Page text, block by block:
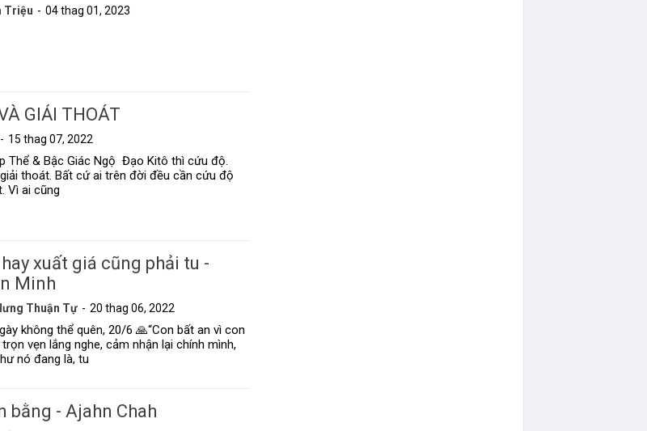
Triệu 04 thag 01, 2023
GIẢI THOÁT
15 thag 07, 2022
Thể & Bậc Giác Ngộ Đạo Kitô thì cứu độ.
thoát. Bất cứ ai trên đời đều cần cứu độ
Vì ai cũng
xuất giá cũng phải tu -
Minh
Thuận Tự 20 thag 06, 2022
không thể quên, 20/6 🙏“Con bất an vì con
vẹn lắng nghe, cảm nhận lại chính mình,
nó đang là, tu
bằng - Ajahn Chah